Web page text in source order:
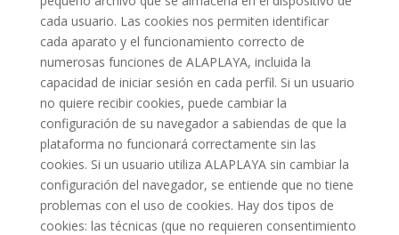
cada usuario. Las cookies nos permiten identificar
cada aparato y el funcionamiento correcto de
numerosas funciones de ALAPLAYA, incluida la
capacidad de iniciar sesión en cada perfil. Si un usuario
no quiere recibir cookies, puede cambiar la
configuración de su navegador a sabiendas de que la
plataforma no funcionará correctamente sin las
cookies. Si un usuario utiliza ALAPLAYA sin cambiar la
configuración del navegador, se entiende que no tiene
problemas con el uso de cookies. Hay dos tipos de
cookies: las técnicas (que no requieren consentimiento